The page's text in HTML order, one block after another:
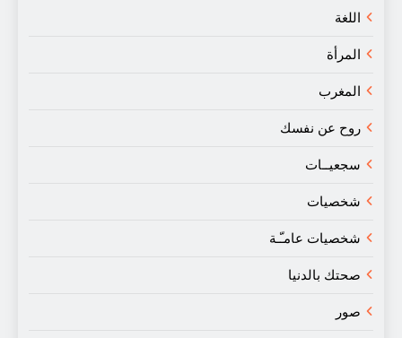
اللغة
المرأة
المغرب
روح عن نفسك
سجعيــات
شخصيات
شخصيات عامـّـة
صحتك بالدنيا
صور